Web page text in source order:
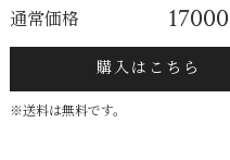
通常価格 17000
購入はこちら
※送料は無料です。